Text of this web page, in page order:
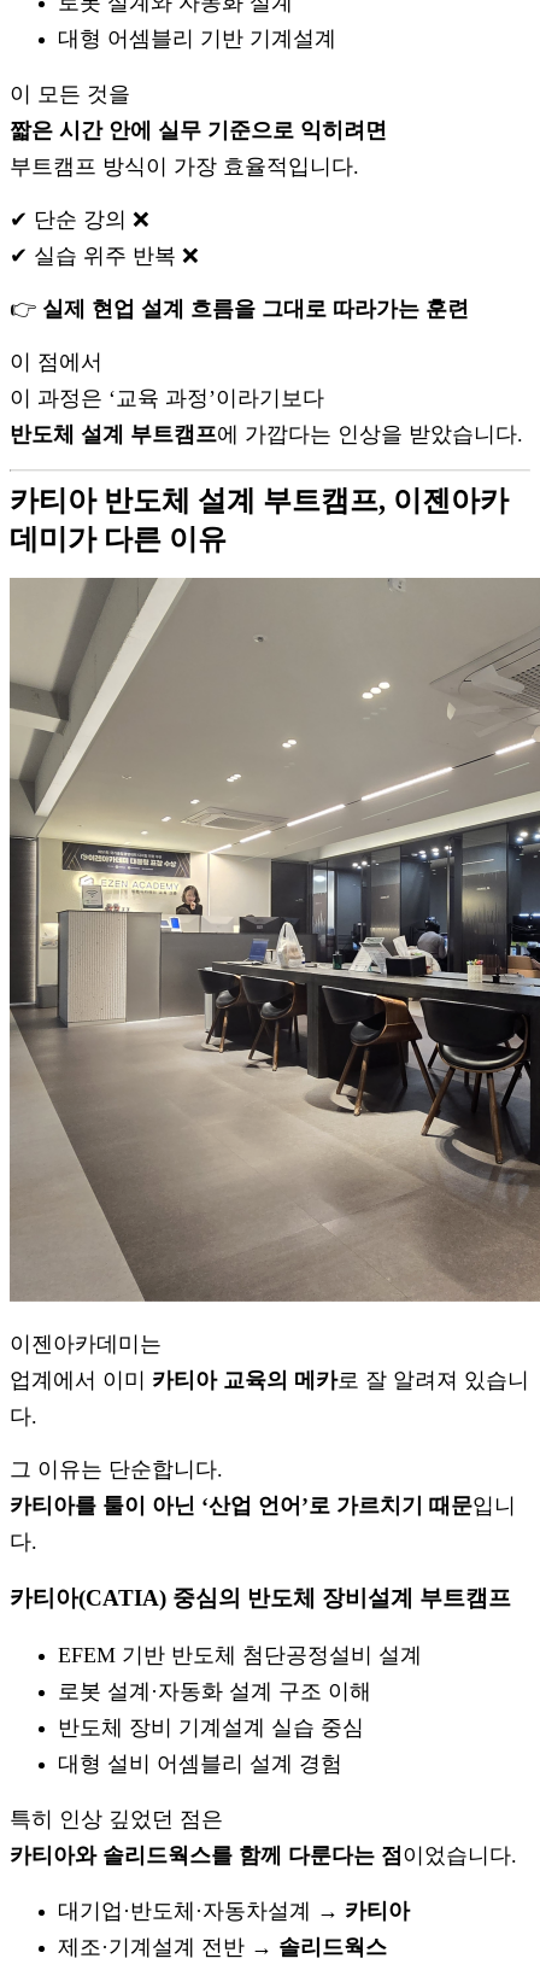
대형 어셈블리 기반 기계설계
이 모든 것을
짧은 시간 안에 실무 기준으로 익히려면
부트캠프 방식이 가장 효율적입니다.
✔ 단순 강의 ❌
✔ 실습 위주 반복 ❌
👉 실제 현업 설계 흐름을 그대로 따라가는 훈련
이 점에서
이 과정은 ‘교육 과정’이라기보다
반도체 설계 부트캠프에 가깝다는 인상을 받았습니다.
카티아 반도체 설계 부트캠프, 이젠아카
데미가 다른 이유
이젠아카데미는
업계에서 이미 카티아 교육의 메카로 잘 알려져 있습니
다.
그 이유는 단순합니다.
카티아를 툴이 아닌 ‘산업 언어’로 가르치기 때문입니
다.
카티아(CATIA) 중심의 반도체 장비설계 부트캠프
EFEM 기반 반도체 첨단공정설비 설계
로봇 설계·자동화 설계 구조 이해
반도체 장비 기계설계 실습 중심
대형 설비 어셈블리 설계 경험
특히 인상 깊었던 점은
카티아와 솔리드웍스를 함께 다룬다는 점 이었습니다.
대기업·반도체·자동차설계 → 카티아
제조·기계설계 전반 → 솔리드웍스